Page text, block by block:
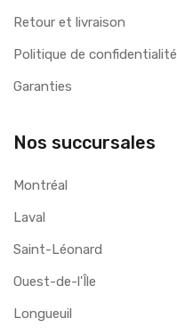
Retour et livraison
Politique de confidentialité
Garanties
Nos succursales
Montréal
Laval
Saint-Léonard
Ouest-de-l'Île
Longueuil